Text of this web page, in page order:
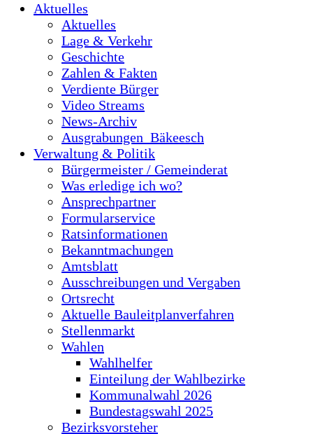
Aktuelles
Aktuelles
Lage & Verkehr
Geschichte
Zahlen & Fakten
Verdiente Bürger
Video Streams
News-Archiv
Ausgrabungen_Bäkeesch
Verwaltung & Politik
Bürgermeister / Gemeinderat
Was erledige ich wo?
Ansprechpartner
Formularservice
Ratsinformationen
Bekanntmachungen
Amtsblatt
Ausschreibungen und Vergaben
Ortsrecht
Aktuelle Bauleitplanverfahren
Stellenmarkt
Wahlen
Wahlhelfer
Einteilung der Wahlbezirke
Kommunalwahl 2026
Bundestagswahl 2025
Bezirksvorsteher